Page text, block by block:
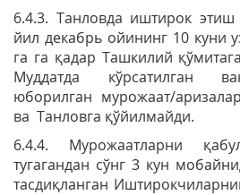
6.4.3. Танловда иштирок
йил декабрь ойининг 10 куни
га га қадар Ташкилий
Муддатда кўрсатилган
юборилган мурожаат/
ва Танловга қўйилмайди.
6.4.4. Мурожаатларни
тугагандан сўнг 3 кун
тасдиқланган